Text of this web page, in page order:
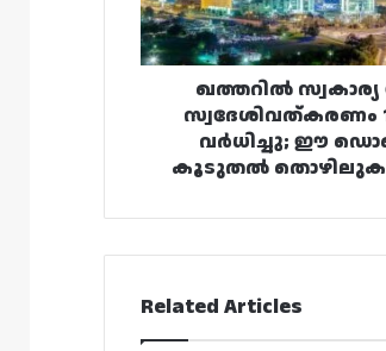
വർധിച്ചു;
ഈ
ഡൊമൈനുകൾ
കൂടുതൽ
തൊഴിലുകൾ
സൃഷ്ടിക്കും
ഖത്തറിൽ
സ്വദേശിവത്കരണം
വർധിച്ചു; ഈ
കൂടുതൽ
Related Articles